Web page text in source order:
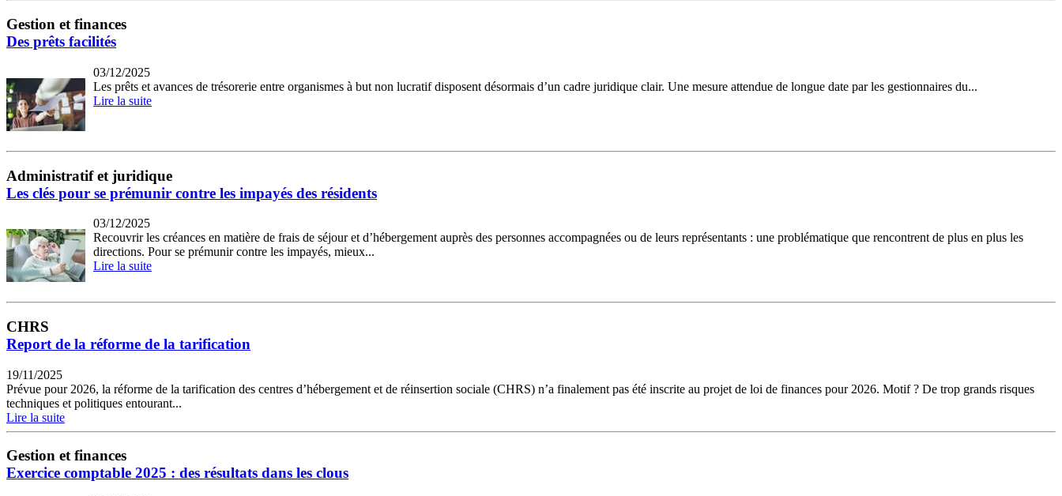
Gestion et finances
Des prêts facilités
03/12/2025
Les prêts et avances de trésorerie entre organismes à but non lucratif disposent désormais d’un cadre juridique clair. Une mesure attendue de longue date par les gestionnaires du...
Lire la suite
Administratif et juridique
Les clés pour se prémunir contre les impayés des résidents
03/12/2025
Recouvrir les créances en matière de frais de séjour et d’hébergement auprès des personnes accompagnées ou de leurs représentants : une problématique que rencontrent de plus en plus les
directions. Pour se prémunir contre les impayés, mieux...
Lire la suite
CHRS
Report de la réforme de la tarification
19/11/2025
Prévue pour 2026, la réforme de la tarification des centres d’hébergement et de réinsertion sociale (CHRS) n’a finalement pas été inscrite au projet de loi de finances pour 2026. Motif ? De trop grands risques
techniques et politiques entourant...
Lire la suite
Gestion et finances
Exercice comptable 2025 : des résultats dans les clous